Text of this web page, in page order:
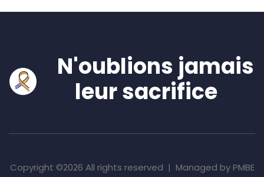
N'oublions jamais
leur sacrifice
Copyright ©2026 All rights reserved | Managed by PMBE